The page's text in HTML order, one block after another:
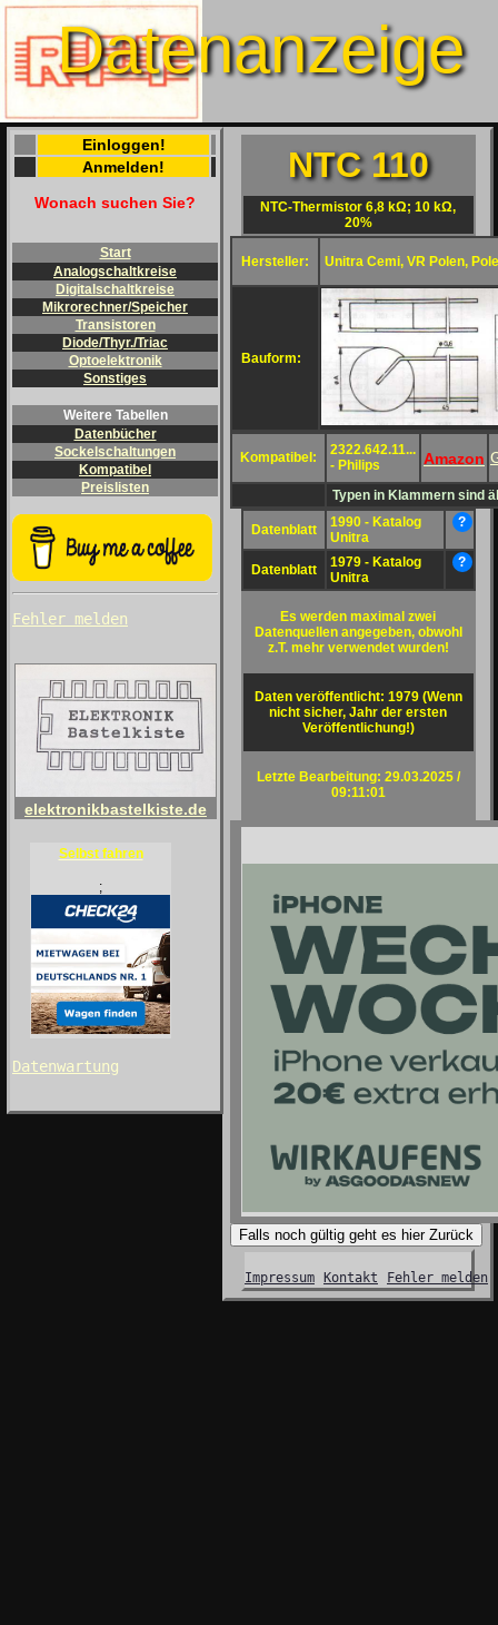
Datenanzeige
Einloggen!
Anmelden!
Wonach suchen Sie?
Start
Analogschaltkreise
Digitalschaltkreise
Mikrorechner/Speicher
Transistoren
Diode/Thyr./Triac
Optoelektronik
Sonstiges
Weitere Tabellen
Datenbücher
Sockelschaltungen
Kompatibel
Preislisten
Fehler melden
elektronikbastelkiste.de
Selbst fahren
;
Datenwartung
NTC 110
NTC-Thermistor 6,8 kΩ; 10 kΩ,
20%
Hersteller: Unitra Cemi, VR Polen,
Bauform:
Kompatibel:
2322.642.11...
- Philips
Amazon
Typen in Klammern sind
Datenblatt
1990 - Katalog
Unitra
?
Datenblatt
1979 - Katalog
Unitra
?
Es werden maximal zwei
Datenquellen angegeben, obwohl
z.T. mehr verwendet wurden!
Daten veröffentlicht: 1979 (Wenn
nicht sicher, Jahr der ersten
Veröffentlichung!)
Letzte Bearbeitung: 29.03.2025 /
09:11:01
Falls noch gültig geht es hier Zurück
Impressum Kontakt Fehler melden